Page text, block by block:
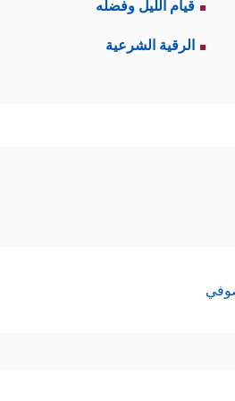
﴿فَـَٔاتِ ذَا ٱلۡقُرۡبَىٰ حَقَّهُۥ
عليه المنظومتان العقديَّة
على مُستوى الأفراد والدول
قيام الليل وفضله
الرقية الشرعية